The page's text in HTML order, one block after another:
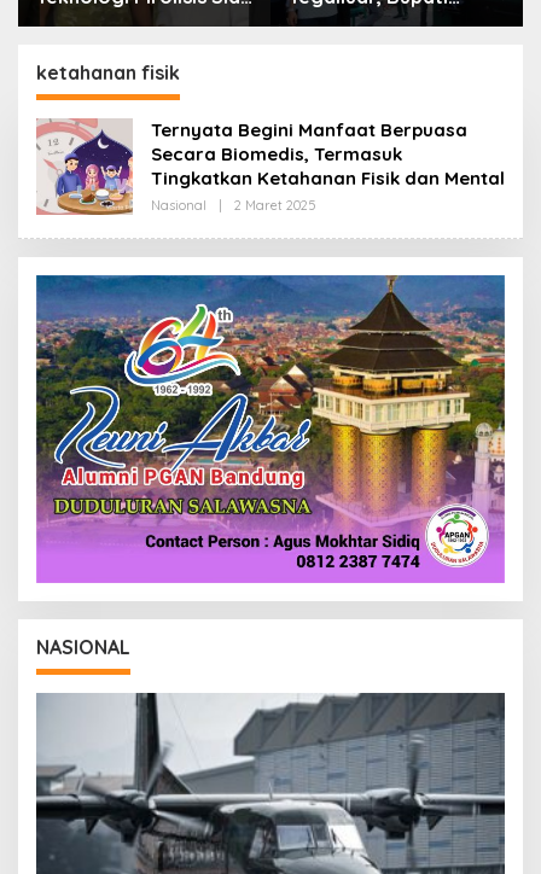
Barat
Bandung: Sampah
ketahanan fisik
Ternyata Begini Manfaat Berpuasa
Secara Biomedis, Termasuk
Tingkatkan Ketahanan Fisik dan Mental
Nasional 2 Maret 2025
E
H
R
A
K
S
I
NASIONAL